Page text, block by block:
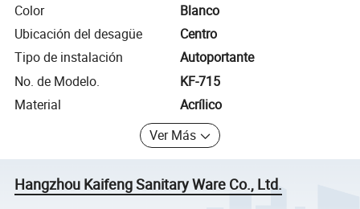
Color
Blanco
Ubicación del desagüe
Centro
Tipo de instalación
Autoportante
No. de Modelo.
KF-715
Material
Acrílico
Ver Más
Hangzhou Kaifeng Sanitary Ware Co., Ltd.